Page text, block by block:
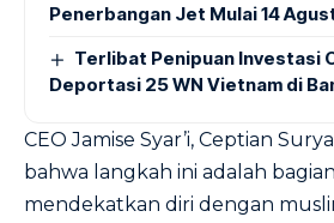
Penerbangan Jet Mulai 14
Terlibat Penipuan Investasi
Deportasi 25 WN Vietnam di
CEO Jamise Syar’i, Ceptian
bahwa langkah ini adalah
mendekatkan diri dengan